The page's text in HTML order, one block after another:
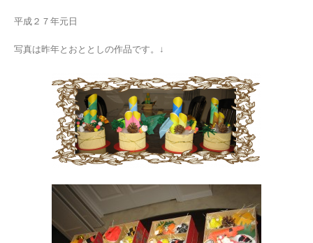
平成２７年元日
写真は昨年とおととしの作品です。↓